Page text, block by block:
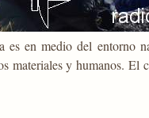
es en medio del entorno
materiales y humanos. El